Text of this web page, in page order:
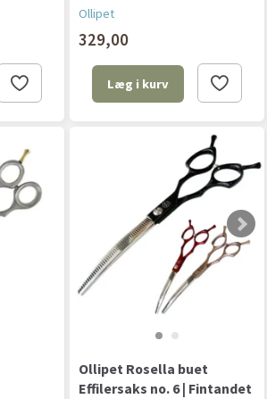
Ollipet
329,00
Læg i kurv
Ollipet Rosella buet
Effilersaks no. 6 | Fintandet